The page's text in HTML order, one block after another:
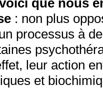
que nous
: non plus
processus à
leur action
et